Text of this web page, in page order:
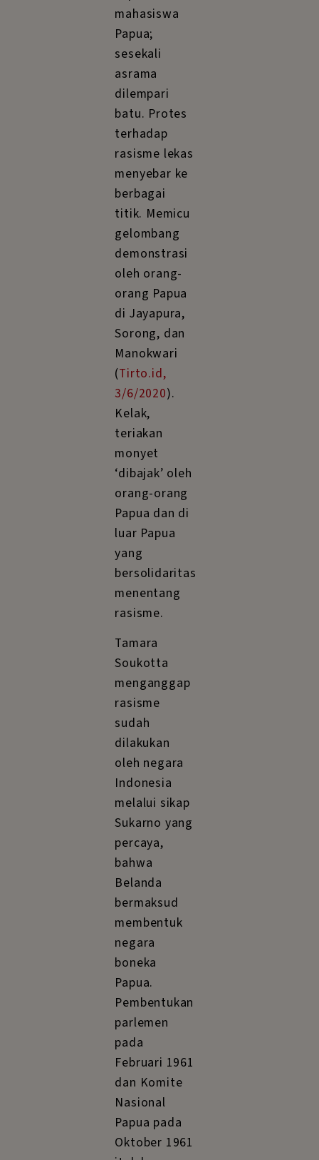
mahasiswa
Papua;
sesekali
asrama
dilempari
batu. Protes
terhadap
rasisme lekas
menyebar ke
berbagai
titik. Memicu
gelombang
demonstrasi
oleh orang-
orang Papua
di Jayapura,
Sorong, dan
Manokwari
(Tirto.id,
3/6/2020).
Kelak,
teriakan
monyet
‘dibajak’ oleh
orang-orang
Papua dan di
luar Papua
yang
bersolidaritas
menentang
rasisme.
Tamara
Soukotta
menganggap
rasisme
sudah
dilakukan
oleh negara
Indonesia
melalui sikap
Sukarno yang
percaya,
bahwa
Belanda
bermaksud
membentuk
negara
boneka
Papua.
Pembentukan
parlemen
pada
Februari 1961
dan Komite
Nasional
Papua pada
Oktober 1961